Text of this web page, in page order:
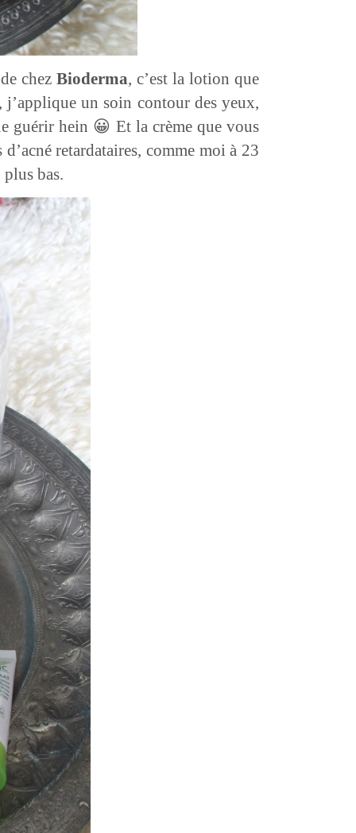
chez Bioderma, c’est la lotion que
un soin contour des yeux,
guérir hein 😀 Et la crème que vous
retardataires, comme moi à 23
bas.